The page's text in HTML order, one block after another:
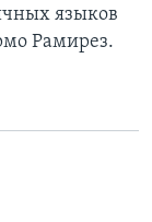
языков
Рамирез.